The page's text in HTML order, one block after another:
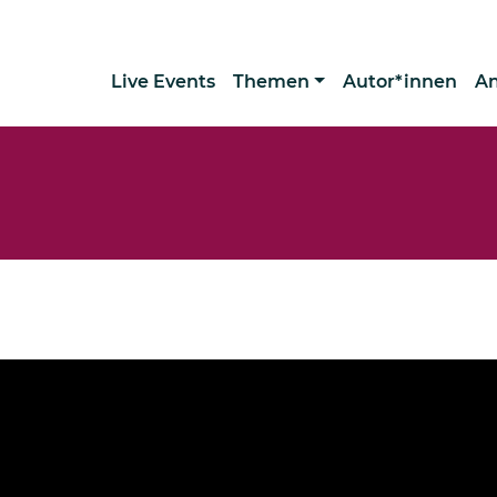
Live Events Themen Autor*innen